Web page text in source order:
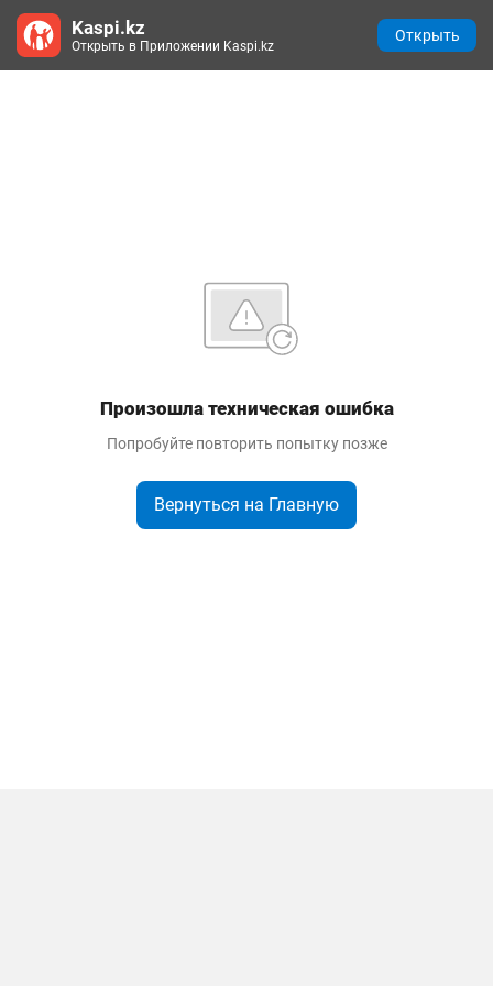
Произошла техническая ошибка
Попробуйте повторить попытку позже
Вернуться на Главную
Kaspi.kz
Открыть в Приложении Kaspi.kz
Открыть